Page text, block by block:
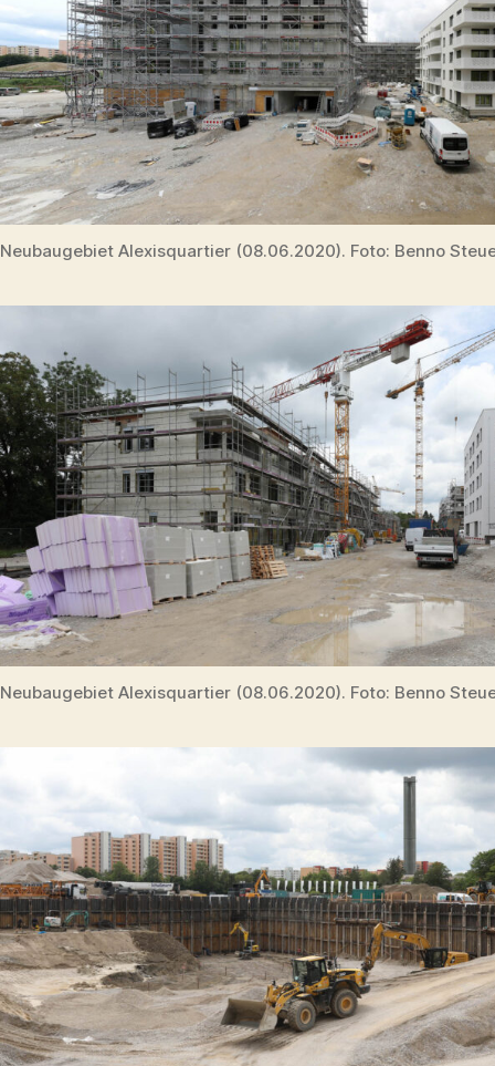
Neubaugebiet Alexisquartier (08.06.2020). Foto: Benno
Neubaugebiet Alexisquartier (08.06.2020). Foto: Benno